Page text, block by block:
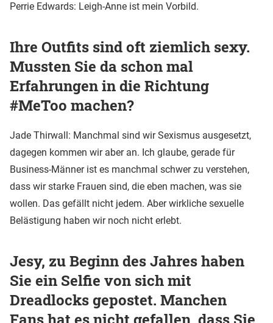
Perrie Edwards: Leigh-Anne ist mein Vorbild.
Ihre Outfits sind oft ziemlich sexy.
Mussten Sie da schon mal
Erfahrungen in die Richtung
#MeToo machen?
Jade Thirwall: Manchmal sind wir Sexismus ausgesetzt,
dagegen kommen wir aber an. Ich glaube, gerade für
Business-Männer ist es manchmal schwer zu verstehen,
dass wir starke Frauen sind, die eben machen, was sie
wollen. Das gefällt nicht jedem. Aber wirkliche sexuelle
Belästigung haben wir noch nicht erlebt.
Jesy, zu Beginn des Jahres haben
Sie ein Selfie von sich mit
Dreadlocks gepostet. Manchen